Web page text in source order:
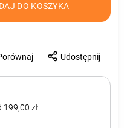
DO KOSZYKA
Udostępnij
zł